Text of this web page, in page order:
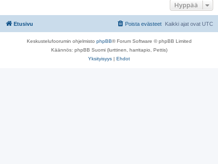
Hyppää
Etusivu Kaikki ajat ovat UTC
Poista evästeet
Keskustelufoorumin ohjelmisto phpBB® Forum Software © phpBB Limited
Käännös: phpBB Suomi (lurttinen, harritapio, Pettis)
Yksityisyys | Ehdot